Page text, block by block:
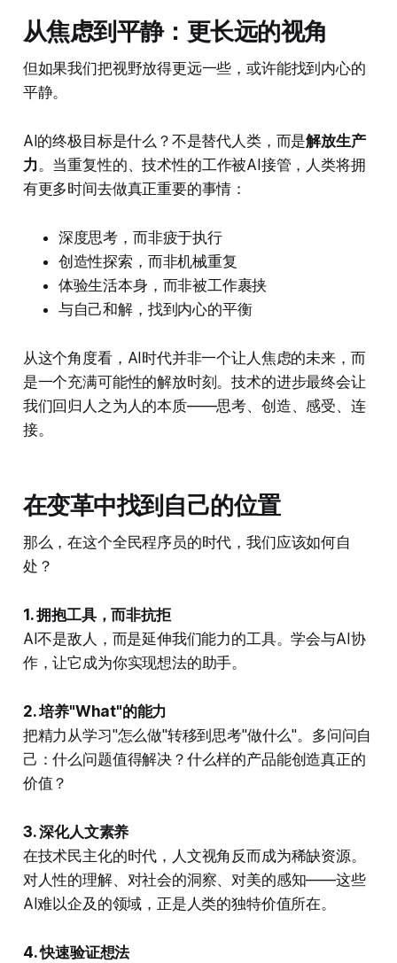
从焦虑到平静：更长远的视角
但如果我们把视野放得更远一些，或许能找到内心的
平静。
AI的终极目标是什么？不是替代人类，而是解放生产
力。当重复性的、技术性的工作被AI接管，人类将拥
有更多时间去做真正重要的事情：
深度思考，而非疲于执行
创造性探索，而非机械重复
体验生活本身，而非被工作裹挟
与自己和解，找到内心的平衡
从这个角度看，AI时代并非一个让人焦虑的未来，而
是一个充满可能性的解放时刻。技术的进步最终会让
我们回归人之为人的本质——思考、创造、感受、连
接。
在变革中找到自己的位置
那么，在这个全民程序员的时代，我们应该如何自
处？
1. 拥抱工具，而非抗拒
AI不是敌人，而是延伸我们能力的工具。学会与AI协
作，让它成为你实现想法的助手。
2. 培养"What"的能力
把精力从学习"怎么做"转移到思考"做什么"。多问问自
己：什么问题值得解决？什么样的产品能创造真正的
价值？
3. 深化人文素养
在技术民主化的时代，人文视角反而成为稀缺资源。
对人性的理解、对社会的洞察、对美的感知——这些
AI难以企及的领域，正是人类的独特价值所在。
4. 快速验证想法